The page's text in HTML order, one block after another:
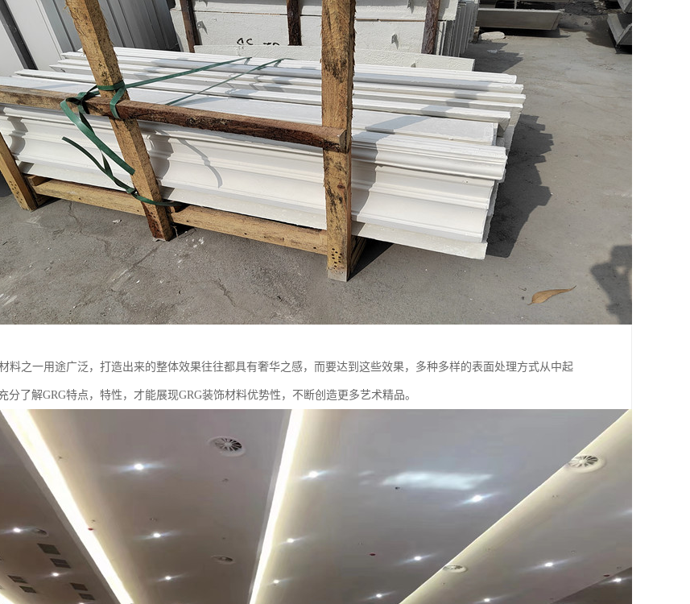
料之一用途广泛，打造出来的整体效果往往都具有奢华之感，而要达到这些效果，多种多样的表面处理方式从中起
分了解GRG特点，特性，才能展现GRG装饰材料优势性，不断创造更多艺术精品。